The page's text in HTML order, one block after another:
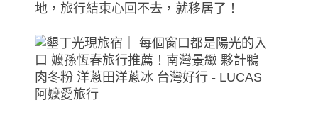
地，旅行結束心回不去，就移居了！